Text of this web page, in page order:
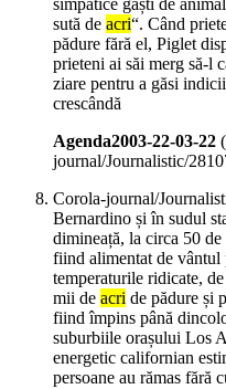
simpatice găști de
sută de acri“. Când
pădure fără el, Piglet
prieteni ai săi merg să-l
ziare pentru a găsi
crescândă
Agenda2003-22-03-22 (
journal/Journalistic/
Corola-journal/
Bernardino și în sudul
dimineață, la circa 50
fiind alimentat de vântul
temperaturile ridicate,
mii de acri de pădure și
fiind împins până
suburbiile orașului Los
energetic californian
persoane au rămas fără